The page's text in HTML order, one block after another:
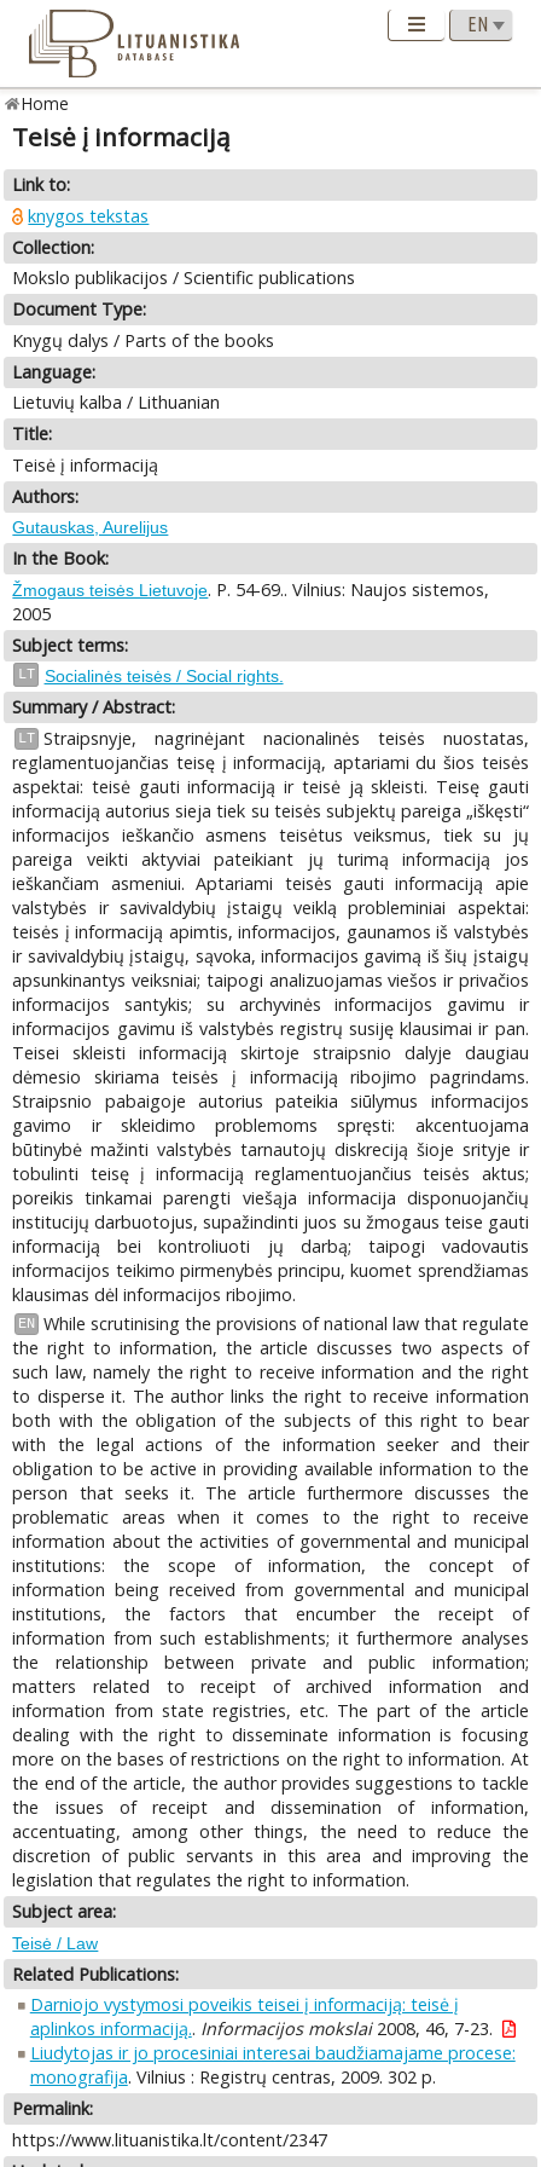
Home
Teisė į informaciją
Link to:
knygos tekstas
Collection:
Mokslo publikacijos / Scientific publications
Document Type:
Knygų dalys / Parts of the books
Language:
Lietuvių kalba / Lithuanian
Title:
Teisė į informaciją
Authors:
Gutauskas, Aurelijus
In the Book:
Žmogaus teisės Lietuvoje. P. 54-69.. Vilnius: Naujos sistemos,
2005
Subject terms:
LT Socialinės teisės / Social rights.
Summary / Abstract:
LT Straipsnyje, nagrinėjant nacionalinės teisės nuostatas,
reglamentuojančias teisę į informaciją, aptariami du šios teisės
aspektai: teisė gauti informaciją ir teisė ją skleisti. Teisę gauti
informaciją autorius sieja tiek su teisės subjektų pareiga „iškęsti“
informacijos ieškančio asmens teisėtus veiksmus, tiek su jų
pareiga veikti aktyviai pateikiant jų turimą informaciją jos
ieškančiam asmeniui. Aptariami teisės gauti informaciją apie
valstybės ir savivaldybių įstaigų veiklą probleminiai aspektai:
teisės į informaciją apimtis, informacijos, gaunamos iš valstybės
ir savivaldybių įstaigų, sąvoka, informacijos gavimą iš šių įstaigų
apsunkinantys veiksniai; taipogi analizuojamas viešos ir privačios
informacijos santykis; su archyvinės informacijos gavimu ir
informacijos gavimu iš valstybės registrų susiję klausimai ir pan.
Teisei skleisti informaciją skirtoje straipsnio dalyje daugiau
dėmesio skiriama teisės į informaciją ribojimo pagrindams.
Straipsnio pabaigoje autorius pateikia siūlymus informacijos
gavimo ir skleidimo problemoms spręsti: akcentuojama
būtinybė mažinti valstybės tarnautojų diskreciją šioje srityje ir
tobulinti teisę į informaciją reglamentuojančius teisės aktus;
poreikis tinkamai parengti viešąja informacija disponuojančių
institucijų darbuotojus, supažindinti juos su žmogaus teise gauti
informaciją bei kontroliuoti jų darbą; taipogi vadovautis
informacijos teikimo pirmenybės principu, kuomet sprendžiamas
klausimas dėl informacijos ribojimo.
EN
While scrutinising the provisions of national law that regulate
the right to information, the article discusses two aspects of
such law, namely the right to receive information and the right
to disperse it. The author links the right to receive information
both with the obligation of the subjects of this right to bear
with the legal actions of the information seeker and their
obligation to be active in providing available information to the
person that seeks it. The article furthermore discusses the
problematic areas when it comes to the right to receive
information about the activities of governmental and municipal
institutions: the scope of information, the concept of
information being received from governmental and municipal
institutions, the factors that encumber the receipt of
information from such establishments; it furthermore analyses
the relationship between private and public information;
matters related to receipt of archived information and
information from state registries, etc. The part of the article
dealing with the right to disseminate information is focusing
more on the bases of restrictions on the right to information. At
the end of the article, the author provides suggestions to tackle
the issues of receipt and dissemination of information,
accentuating, among other things, the need to reduce the
discretion of public servants in this area and improving the
legislation that regulates the right to information.
Subject area:
Teisė / Law
Related Publications:
Darniojo vystymosi poveikis teisei į informaciją: teisė į
aplinkos informaciją.. Informacijos mokslai2008, 46, 7-23.
Liudytojas ir jo procesiniai interesai baudžiamajame procese:
monografija. Vilnius : Registrų centras, 2009. 302 p.
Permalink:
https://www.lituanistika.lt/content/2347